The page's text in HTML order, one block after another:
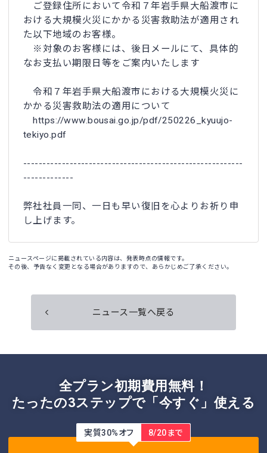
ご登録住所において令和７年岩手県大船渡市に
おける大規模火災にかかる災害救助法が適用され
た以下地域のお客様。
※対象のお客様には、後日メールにて、具体的
なお支払い期限日等をご案内いたします
令和７年岩手県大船渡市における大規模火災に
かかる災害救助法の適用について
https://www.bousai.go.jp/pdf/250226_kyuujo-
tekiyo.pdf
---------------------------------------------------------
-------------
弊社社員一同、一日も早い復旧を心よりお祈り申
し上げます。
ニュースページに掲載されている内容は、発表時点の情報です。
その後、予告なく変更となる場合がありますので、あらかじめご了承ください。
ニュース一覧へ戻る
全プラン初期費用無料！
たったの3ステップで「今すぐ」使える
実質30%オフ 8/20まで